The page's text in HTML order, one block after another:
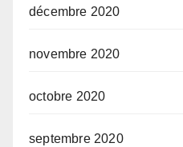
décembre 2020
novembre 2020
octobre 2020
septembre 2020